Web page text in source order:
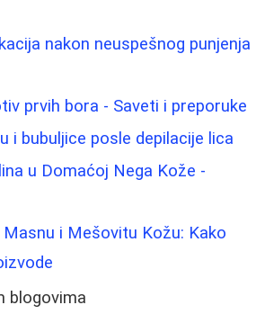
nakon neuspešnog punjenja
prvih bora - Saveti i preporuke
i bubuljice posle depilacije lica
u Domaćoj Nega Kože -
i Mešovitu Kožu: Kako
blogovima